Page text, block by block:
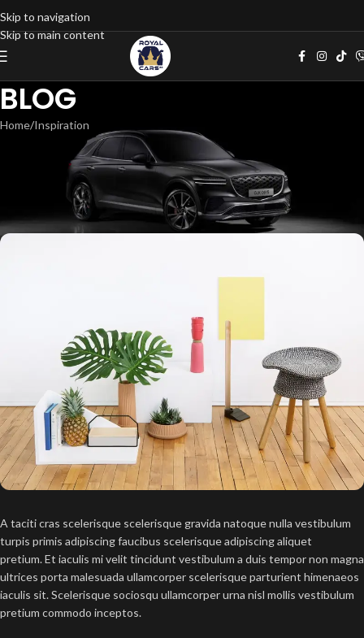
Skip to navigation
Skip to main content
BLOG
Home Inspiration
INSPIRATION
MINIMALIST JAPANESE-INSPIRED
FURNITURE
n.v.mishev@gmail.com On 22/06/2017
A taciti cras scelerisque scelerisque gravida natoque nulla vestibulum
turpis primis adipiscing faucibus scelerisque adipiscing aliquet
pretium. Et iaculis mi velit tincidunt vestibulum a duis tempor non magna
ultrices porta malesuada ullamcorper scelerisque parturient himenaeos
iaculis sit. Scelerisque sociosqu ullamcorper urna nisl mollis vestibulum
pretium commodo inceptos.